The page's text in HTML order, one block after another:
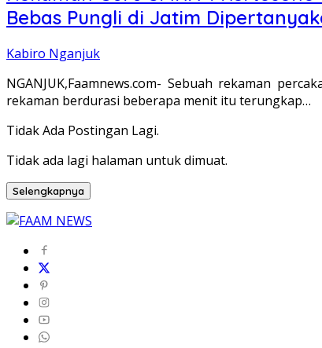
Bebas Pungli di Jatim
Kabiro Nganjuk
NGANJUK,Faamnews.com- Sebuah rekaman
rekaman berdurasi beberapa menit itu terungkap…
Tidak Ada Postingan Lagi.
Tidak ada lagi halaman untuk dimuat.
Selengkapnya